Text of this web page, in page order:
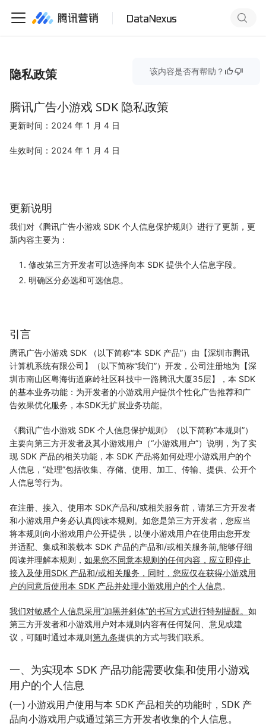
该内容是否有帮助？
隐私政策
腾讯广告小游戏 SDK 隐私政策
更新时间：2024 年 1 月 4 日
生效时间：2024 年 1 月 4 日
更新说明
我们对《腾讯广告小游戏 SDK 个人信息保护规则》进行了更新，更
新内容主要为：
修改第三方开发者可以选择向本 SDK 提供个人信息字段。
明确区分必选和可选信息。
引言
腾讯广告小游戏 SDK （以下简称“本 SDK 产品”）由【深圳市腾讯
计算机系统有限公司】（以下简称“我们”）开发，公司注册地为【深
圳市南山区粤海街道麻岭社区科技中一路腾讯大厦35层】，本 SDK
的基本业务功能：为开发者的小游戏用户提供个性化广告推荐和广
告效果优化服务，本SDK无扩展业务功能。
《腾讯广告小游戏 SDK 个人信息保护规则》（以下简称“本规则”）
主要向第三方开发者及其小游戏用户（“小游戏用户”）说明，为了实
现 SDK 产品的相关功能，本 SDK 产品将如何处理小游戏用户的个
人信息，“处理”包括收集、存储、使用、加工、传输、提供、公开个
人信息等行为。
在注册、接入、使用本 SDK产品和/或相关服务前，请第三方开发者
和小游戏用户务必认真阅读本规则。如您是第三方开发者，您应当
将本规则向小游戏用户公开提供，以便小游戏用户在使用由您开发
并适配、集成和装载本 SDK 产品的产品和/或相关服务前,能够仔细
阅读并理解本规则， 如果您不同意本规则的任何内容，应立即停止
接入及使用SDK 产品和/或相关服务，同时，您应仅在获得小游戏用
户的同意后使用本 SDK 产品并处理小游戏用户的个人信息 。
我们对敏感个人信息采用“加黑并斜体”的书写方式进行特别提醒。 如
第三方开发者和小游戏用户对本规则内容有任何疑问、意见或建
议，可随时通过本规则第九条提供的方式与我们联系。
一、为实现本 SDK 产品功能需要收集和使用小游戏
用户的个人信息
(一) 小游戏用户使用与本 SDK 产品相关的功能时，SDK 产
品向小游戏用户或通过第三方开发者收集的个人信息。